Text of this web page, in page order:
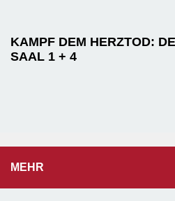
KAMPF DEM HERZTOD:
SAAL 1 + 4
MEHR